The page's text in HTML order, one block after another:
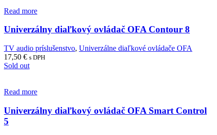
Read more
Univerzálny diaľkový ovládač OFA Contour 8
TV audio príslušenstvo, Univerzálne diaľkové ovládače OFA
17,50 € s DPH
Sold out
Read more
Univerzálny diaľkový ovládač OFA Smart Control
5